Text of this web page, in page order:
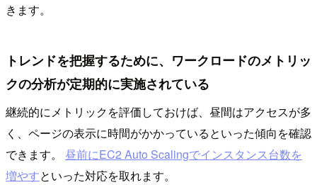
きます。
トレンドを把握するために、ワークロードのメトリッ
クの分析が定期的に実施されている
継続的にメトリックを評価しておけば、昼間はアクセスが多
く、ページの表示に時間がかかっているといった傾向を確認
できます。 昼前にEC2 Auto Scalingでインスタンス台数を
増やすといった対応を取れます。